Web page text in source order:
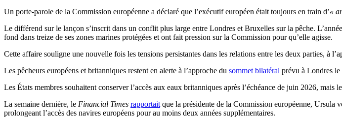
Un porte-parole de la Commission européenne a déclaré que l’exécutif européen était toujours en train d’«
Le différend sur le lançon s’inscrit dans un conflit plus large entre Londres et Bruxelles sur la pêche.
fond dans treize de ses zones marines protégées et ont fait pression sur la Commission pour qu’elle agisse.
Cette affaire souligne une nouvelle fois les tensions persistantes dans les relations entre les deux parties, à
Les pêcheurs européens et britanniques restent en alerte à l’approche du sommet bilatéral prévu à Londres le
Les États membres souhaitent conserver l’accès aux eaux britanniques après l’échéance de juin 2026, mais
La semaine dernière, le Financial Times rapportait que la présidente de la Commission européenne, Ursula
prolongeant l’accès des navires européens pour au moins deux années supplémentaires.